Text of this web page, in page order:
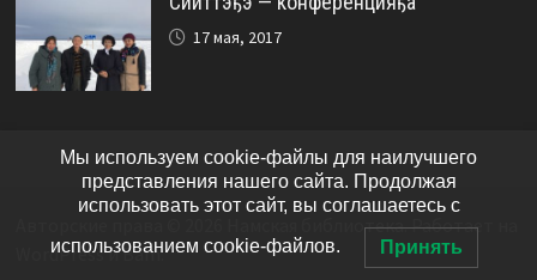
17 мая, 2017
Намская библиотека. Работает на
WordPressиBam.
Мы используем cookie-файлы для наилучшего
представления нашего сайта. Продолжая
использовать этот сайт, вы соглашаетесь с
использованием cookie-файлов. Принять